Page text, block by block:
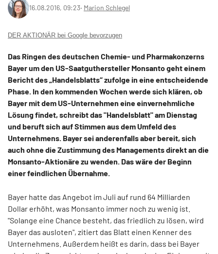
16.08.2016, 09:23‧ Marion Schlegel
DER AKTIONÄR bei Google bevorzugen
Das Ringen des deutschen Chemie- und Pharmakonzerns
Bayer um den US-Saatguthersteller Monsanto geht einem
Bericht des „Handelsblatts“ zufolge in eine entscheidende
Phase. In den kommenden Wochen werde sich klären, ob
Bayer mit dem US-Unternehmen eine einvernehmliche
Lösung findet, schreibt das "Handelsblatt" am Dienstag
und beruft sich auf Stimmen aus dem Umfeld des
Unternehmens. Bayer sei anderenfalls aber bereit, sich
auch ohne die Zustimmung des Managements direkt an die
Monsanto-Aktionäre zu wenden. Das wäre der Beginn
einer feindlichen Übernahme.
Bayer hatte das Angebot im Juli auf rund 64 Milliarden
Dollar erhöht, was Monsanto immer noch zu wenig ist.
"Solange eine Chance besteht, das friedlich zu lösen, wird
Bayer das ausloten", zitiert das Blatt einen Kenner des
Unternehmens. Außerdem heißt es darin, dass bei Bayer